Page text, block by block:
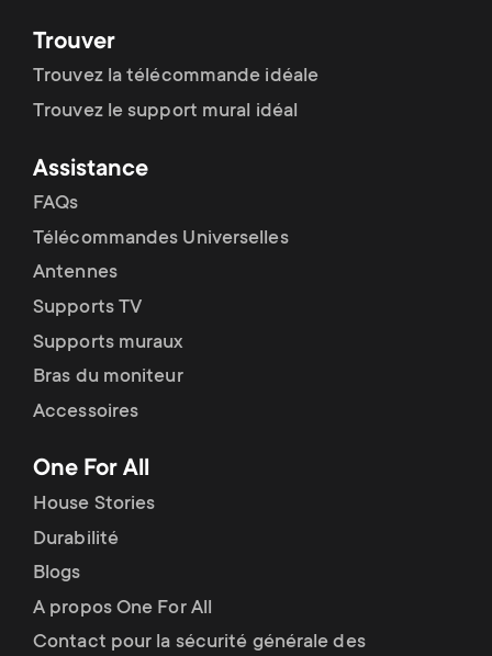
Trouver
Trouvez la télécommande idéale
Trouvez le support mural idéal
Assistance
FAQs
Télécommandes Universelles
Antennes
Supports TV
Supports muraux
Bras du moniteur
Accessoires
One For All
House Stories
Durabilité
Blogs
A propos One For All
Contact pour la sécurité générale des